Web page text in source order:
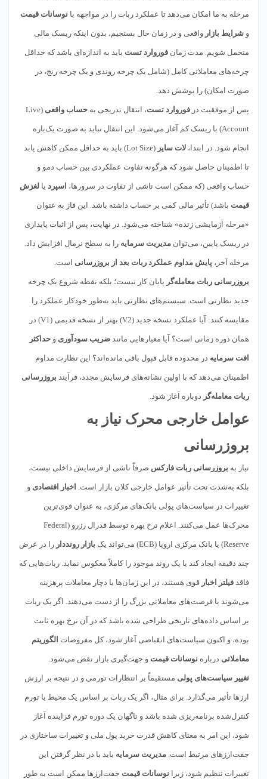
مرحله به ما امکان می‌دهد تا عملکرد ربات را در مواجهه با نوسانات قیمت
و شرایط بازار واقعی و در زمان حال بسنجیم، بدون اینکه ریسک مالی
متحمل شویم. مدت زمان فوروارد تست باید به اندازه‌ای باشد که حداقل
چرخه‌های معاملاتی کامل (شامل یک چرخه روندی و یک چرخه رنج، در
صورت امکان) را پوشش دهد.
پس از موفقیت در فوروارد تست، انتقال تدریجی به حساب واقعی (Live
Account) با ریسک کم آغاز می‌شود. این انتقال نباید به صورت یک‌باره
انجام شود. در ابتدا، لات سایز (Lot Size) باید به حداقل ممکن کاهش یابد
تا اطمینان حاصل شود که هرگونه تفاوت عملکردی بین حساب دمو و
حساب واقعی (که ممکن است ناشی از تفاوت در سرورها، اسپرد یا لغزش
قیمت باشد) تأثیر مالی کمی بر حساب داشته باشد. این فاز به عنوان
«مرحله آزمایشی زنده» شناخته می‌شود. در نهایت، پس از اثبات پایداری
در ریسک پایین، می‌توان مدیریت سرمایه را به سطح نرمال افزایش داد.
مرحله آخر، پایش مداوم عملکرد ربات بعد از بروزرسانی است.
بروزرسانی ربات معامله‌گر پایان کار نیست؛ بلکه نقطه شروع یک چرخه
جدید نظارتی است. سیستم‌های نظارتی باید به‌طور خودکار عملکرد را
مقایسه کنند: آیا عملکرد نسخه جدید (V2) بهتر از نسخه قدیمی (V1) در
همان دوره زمانی است؟ آیا معیارهایی مانند ضریب سودآوری و حداکثر
افت سرمایه در محدوده قابل قبول باقی مانده‌اند؟ این نظارت مداوم
اطمینان می‌دهد که با اولین نشانه‌های فرسایش مجدد، فرآیند بروزرسانی
ربات معامله‌گر دوباره آغاز شود.
عوامل خارجی محرک نیاز به
بروزرسانی
نیاز به بروزرسانی ربات فارکس صرفاً ناشی از فرسایش داخلی نیست،
بلکه به‌شدت تحت تأثیر عوامل خارجی کلان بازار است. اخبار اقتصادی و
تغییرات در سیاست‌های پولی بانک‌های مرکزی، به عنوان قوی‌ترین
محرک‌ها عمل می‌کنند. اعلام نرخ بهره توسط فدرال رزرو (Federal
Reserve) یا بانک مرکزی اروپا (ECB) می‌تواند یک بازار رونددار را در عرض
چند دقیقه ایجاد کند یا یک روند موجود را کاملاً معکوس نماید. ربات‌هایی که
فاقد فیلتر اخبار قوی هستند، در این زمان‌ها یا دچار معاملات پرهزینه
می‌شوند یا فرصت‌های معاملاتی بزرگ را از دست می‌دهند. اگر یک ربات
بر اساس داده‌های تاریخی طراحی شده باشد که در آن نرخ بهره ثابت
بوده، و اکنون سیاست‌های انقباضی آغاز شود، کل مفروضات الگوریتم
معاملاتی درباره نوسانات قیمت و جهت‌گیری بازار نقض می‌شود.
تغییر سیاست‌های پولی مستقیماً بر انتظارات تورمی و در نتیجه بر ارزش
ارزها تأثیر می‌گذارد. برای مثال، اگر یک ربات بر اساس یک محیط با تورم
کنترل‌شده برنامه‌ریزی شده باشد و ناگهان یک دوره تورم فزاینده آغاز
شود، این امر به معنای کاهش قدرت خرید پول ملی و تغییرات ساختاری در
جفت‌ارزهای مرتبط است. مدیریت سرمایه باید با در نظر گرفتن این
تغییرات تنظیم شود، زیرا نوسانات قیمت جفت‌ارزها ممکن است به طور